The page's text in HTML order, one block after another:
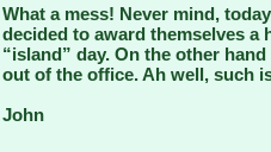
What a mess! Never mind,
decided to award themselves a
“island” day. On the other
out of the office. Ah well, such
John